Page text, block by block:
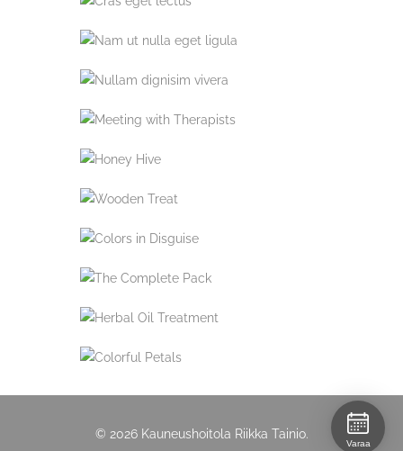
© 2026 Kauneushoitola Riikka Tainio.
Varaa